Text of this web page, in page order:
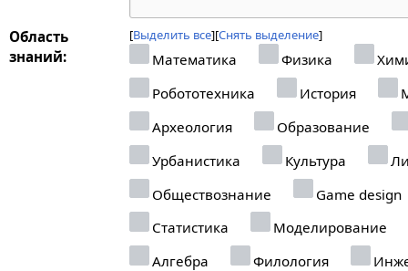
Область
знаний:
Выделить все Снять выделение
Математика Физика
Робототехника
История
Археология
Образование
Урбанистика
Культура
Обществознание
Game design
Статистика
Моделирование
Алгебра
Филология